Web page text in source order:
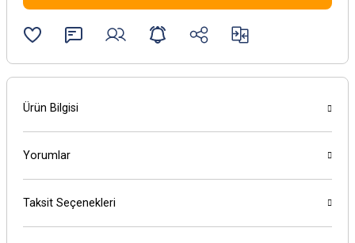
Ürün Bilgisi
Yorumlar
Taksit Seçenekleri